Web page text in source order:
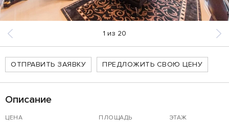
1 из 20
ОТПРАВИТЬ ЗАЯВКУ ПРЕДЛОЖИТЬ СВОЮ ЦЕНУ
Описание
ЦЕНА ПЛОЩАДЬ ЭТАЖ